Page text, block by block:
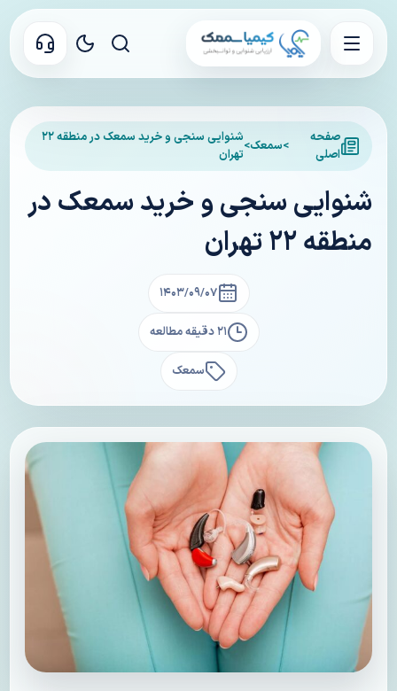
صفحه
اصلی
>سمعک>
شنوایی سنجی و خرید سمعک در منطقه ۲۲
تهران
شنوایی سنجی و خرید سمعک در
منطقه ۲۲ تهران
۱۴۰۳/۰۹/۰۷
۲۱ دقیقه مطالعه
سمعک